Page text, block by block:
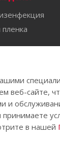
веб-сайте,
и
в нашей